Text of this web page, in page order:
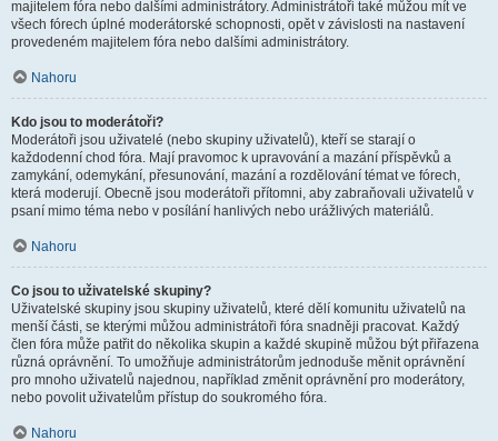
majitelem fóra nebo dalšími administrátory. Administrátoři také můžou mít ve
všech fórech úplné moderátorské schopnosti, opět v závislosti na nastavení
provedeném majitelem fóra nebo dalšími administrátory.
Nahoru
Kdo jsou to moderátoři?
Moderátoři jsou uživatelé (nebo skupiny uživatelů), kteří se starají o
každodenní chod fóra. Mají pravomoc k upravování a mazání příspěvků a
zamykání, odemykání, přesunování, mazání a rozdělování témat ve fórech,
která moderují. Obecně jsou moderátoři přítomni, aby zabraňovali uživatelů v
psaní mimo téma nebo v posílání hanlivých nebo urážlivých materiálů.
Nahoru
Co jsou to uživatelské skupiny?
Uživatelské skupiny jsou skupiny uživatelů, které dělí komunitu uživatelů na
menší části, se kterými můžou administrátoři fóra snadněji pracovat. Každý
člen fóra může patřit do několika skupin a každé skupině můžou být přiřazena
různá oprávnění. To umožňuje administrátorům jednoduše měnit oprávnění
pro mnoho uživatelů najednou, například změnit oprávnění pro moderátory,
nebo povolit uživatelům přístup do soukromého fóra.
Nahoru